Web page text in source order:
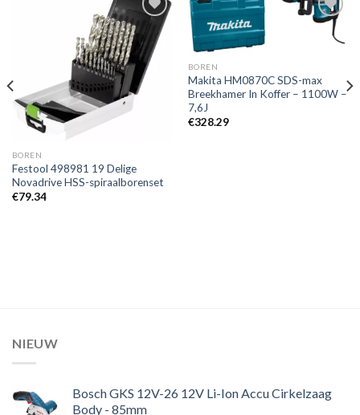
Toevoegen
aan
verlanglijst
BOREN
Festool 498981 19 Delige
Novadrive HSS-spiraalborenset
€79.34
verlanglijst
BOREN
Makita HM0870C SDS-max
Breekhamer In Koffer – 1100W –
7,6J
€328.29
NIEUW
Bosch GKS 12V-26 12V Li-Ion Accu Cirkelzaag
Body - 85mm